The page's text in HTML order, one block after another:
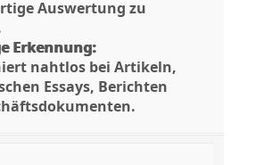
Auswertung zu
Erkennung:
nahtlos bei Artikeln,
Essays, Berichten